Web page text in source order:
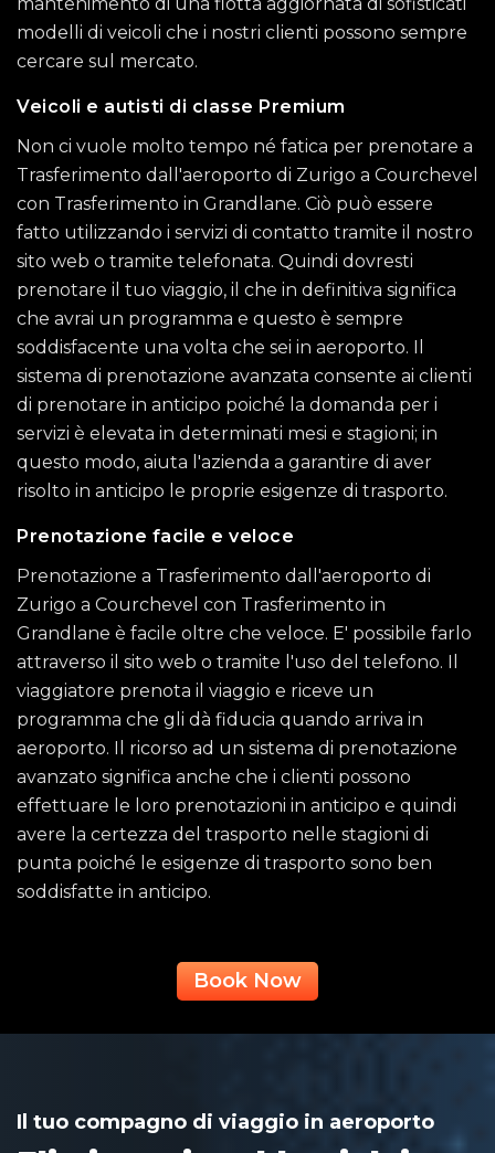
modelli di veicoli che i nostri clienti possono sempre
cercare sul mercato.
Veicoli e autisti di classe Premium
Non ci vuole molto tempo né fatica per prenotare a
Trasferimento dall'aeroporto di Zurigo a Courchevel
con Trasferimento in Grandlane. Ciò può essere
fatto utilizzando i servizi di contatto tramite il nostro
sito web o tramite telefonata. Quindi dovresti
prenotare il tuo viaggio, il che in definitiva significa
che avrai un programma e questo è sempre
soddisfacente una volta che sei in aeroporto. Il
sistema di prenotazione avanzata consente ai clienti
di prenotare in anticipo poiché la domanda per i
servizi è elevata in determinati mesi e stagioni; in
questo modo, aiuta l'azienda a garantire di aver
risolto in anticipo le proprie esigenze di trasporto.
Prenotazione facile e veloce
Prenotazione a Trasferimento dall'aeroporto di
Zurigo a Courchevel con Trasferimento in
Grandlane è facile oltre che veloce. E' possibile farlo
attraverso il sito web o tramite l'uso del telefono. Il
viaggiatore prenota il viaggio e riceve un
programma che gli dà fiducia quando arriva in
aeroporto. Il ricorso ad un sistema di prenotazione
avanzato significa anche che i clienti possono
effettuare le loro prenotazioni in anticipo e quindi
avere la certezza del trasporto nelle stagioni di
punta poiché le esigenze di trasporto sono ben
soddisfatte in anticipo.
Book Now
Il tuo compagno di viaggio in aeroporto